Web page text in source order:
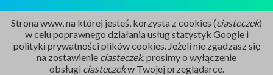
Rejestracja
Strona www, na której jesteś, korzysta z cookies (ciasteczek)
w celu poprawnego działania usług statystyk Google i
polityki prywatności plików cookies. Jeżeli nie zgadzasz się
na zostawienie ciasteczek, prosimy o wyłączenie
obsługi ciasteczekw Twojej przeglądarce.